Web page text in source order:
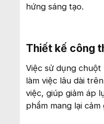
hứng sáng tạo.
Thiết kế công
Việc sử dụng
làm việc lâu dài
việc, giúp giảm áp
phẩm mang lại